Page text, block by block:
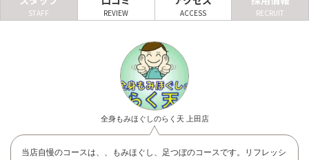
STAFF REVIEW ACCESS RECRUIT
全身もみほぐしのらく天 上田店
当店自慢のコースは、、もみほぐし、足つぼのコースです。リフレッシ